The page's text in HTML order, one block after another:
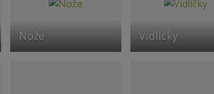
Nože Vidličky